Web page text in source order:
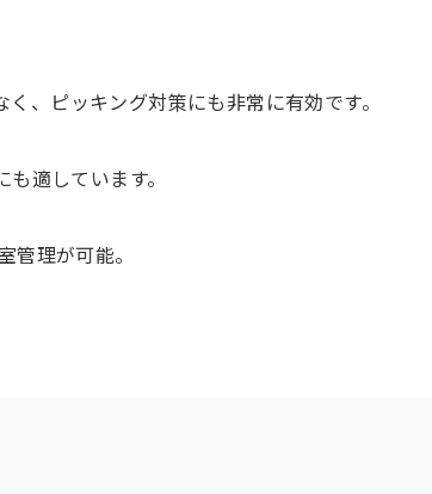
、ピッキング対策にも非常に有効です。
適しています。
理が可能。